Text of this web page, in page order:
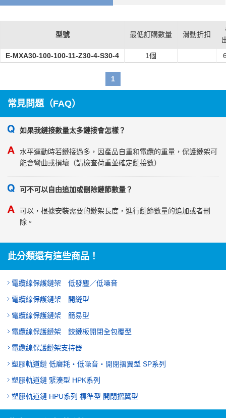
型號 最低訂購數量 滑動折扣
E-MXA30-100-100-11-Z30-4-S30-4
1個
1
常見問題（FAQ）
如果我鏈接數量太多鏈接會怎樣？
水平運動時若鏈接過多，因產品自重和電纜的重量，保護鏈架可
能會彎曲或損壞（請檢查荷重並確定鏈接數）
可不可以自由追加或刪除鏈節數量？
可以，根據安裝需要的鏈架長度，進行鏈節數量的追加或者刪
除。
此分類還有這些商品！
電纜線保護鏈架 低發塵／低噪音
電纜線保護鏈架 開縫型
電纜線保護鏈架 簡易型
電纜線保護鏈架 鉸鏈板開閉全包覆型
電纜線保護鏈架支持器
塑膠軌道鏈 低磨耗・低噪音・開閉摺翼型 SP系列
塑膠軌道鏈 緊湊型 HPK系列
塑膠軌道鏈 HPU系列 標準型 開閉摺翼型